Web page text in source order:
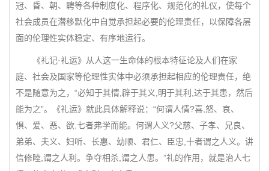
冠、昏、朝、聘等各种制度化、程序化、规范化的礼仪，使每个
社会成员在潜移默化中自觉承担起必要的伦理责任，以保障各层
面的伦理性实体稳定、有序地运行。
《礼记·礼运》从人这一生命体的根本特征论及人们在家
庭、社会及国家等伦理性实体中必须承担起相应的伦理责任，绝
不是随意为之，“必知于其情,辟于其义,明于其利,达于其患，然后
能为之”。《礼运》就此具体解释说：“何谓人情?喜,怒、哀、
惧、爱、恶、欲,七者弗学而能。何谓人义?父慈、子孝、兄良、
弟弟、夫义、妇听、长惠、幼顺、君仁、臣忠,十者谓之人义。讲
信修睦,谓之人利。争夺相杀,谓之人患。”礼的作用，就是治人七